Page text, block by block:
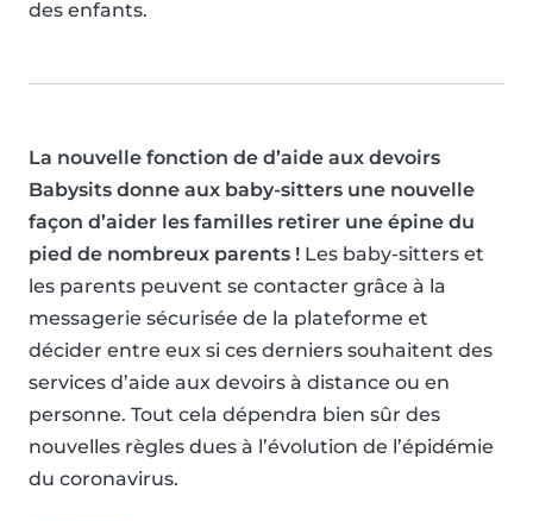
des enfants.
La nouvelle fonction de d’aide aux devoirs
Babysits donne aux baby-sitters une nouvelle
façon d’aider les familles retirer une épine du
pied de nombreux parents ! Les baby-sitters et
les parents peuvent se contacter grâce à la
messagerie sécurisée de la plateforme et
décider entre eux si ces derniers souhaitent des
services d’aide aux devoirs à distance ou en
personne. Tout cela dépendra bien sûr des
nouvelles règles dues à l’évolution de l’épidémie
du coronavirus.